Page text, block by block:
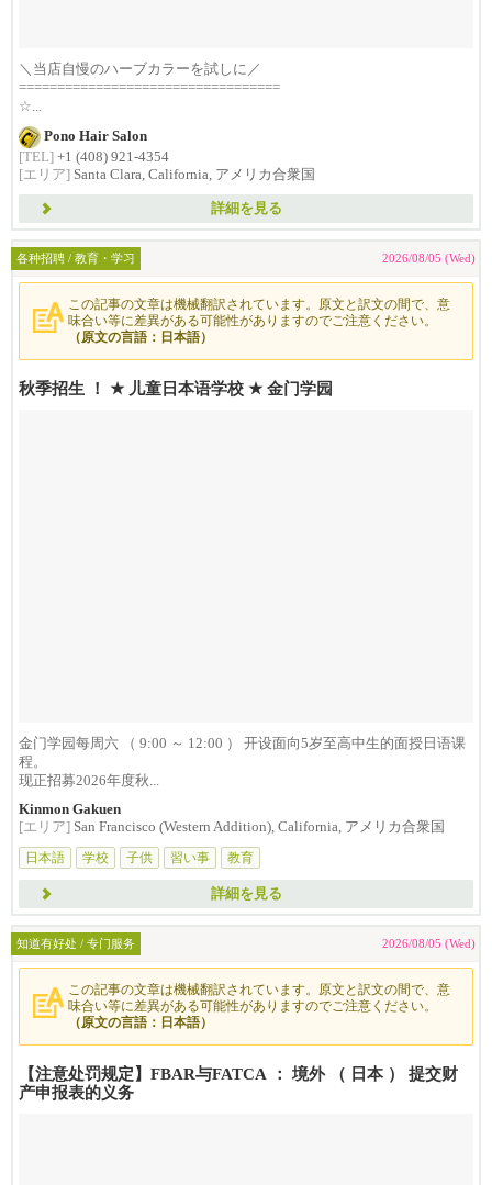
＼当店自慢のハーブカラーを試しに／
==================================
☆...
Pono Hair Salon
[TEL] +1 (408) 921-4354
[エリア] Santa Clara, California, アメリカ合衆国
詳細を見る
各种招聘 / 教育・学习 2026/08/05 (Wed)
この記事の文章は機械翻訳されています。原文と訳文の間で、意
味合い等に差異がある可能性がありますのでご注意ください。
（原文の言語：日本語）
秋季招生 ！ ★ 儿童日本语学校 ★ 金门学园
金门学园每周六 （ 9:00 ～ 12:00 ） 开设面向5岁至高中生的面授日语课
程。
现正招募2026年度秋...
Kinmon Gakuen
[エリア] San Francisco (Western Addition), California, アメリカ合衆国
日本語
学校 子供 習い事 教育
詳細を見る
知道有好处 / 专门服务 2026/08/05 (Wed)
この記事の文章は機械翻訳されています。原文と訳文の間で、意
味合い等に差異がある可能性がありますのでご注意ください。
（原文の言語：日本語）
【注意处罚规定】FBAR与FATCA ： 境外 （ 日本 ） 提交财
产申报表的义务